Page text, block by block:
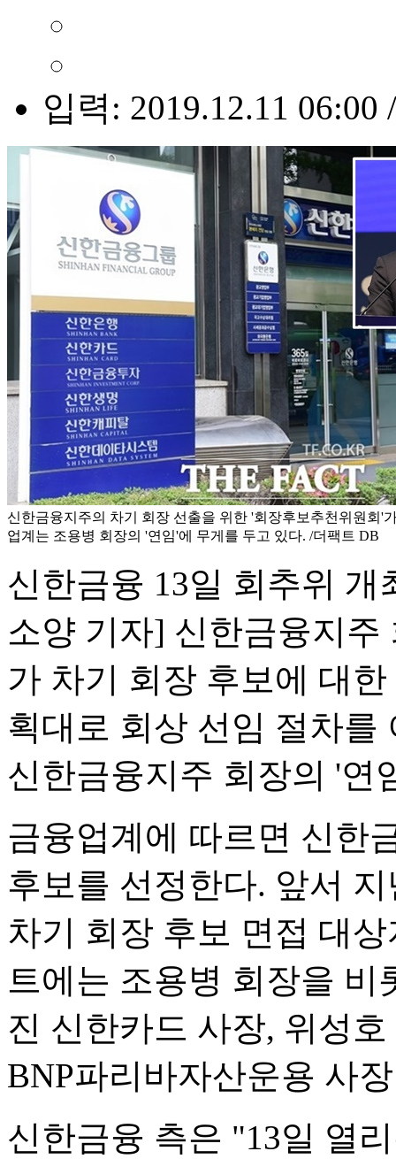
입력: 2019.12.11 06:00
신한금융지주의 차기 회장 선출을 위한 '회장후보추천위원회'
업계는 조용병 회장의 '연임'에 무게를 두고 있다. /더팩트 DB
신한금융 13일 회추위
소양 기자] 신한금융지
가 차기 회장 후보에 대
획대로 회상 선임 절차를
신한금융지주 회장의 '연
금융업계에 따르면 신한
후보를 선정한다. 앞서
차기 회장 후보 면접 대
트에는 조용병 회장을 비
진 신한카드 사장, 위성
BNP파리바자산운용 사
신한금융 측은 "13일 열